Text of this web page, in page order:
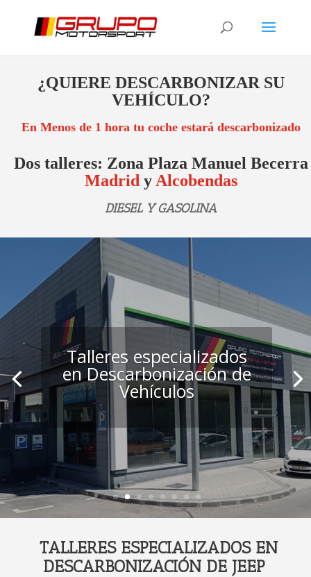
¿QUIERE DESCARBONIZAR SU
VEHÍCULO?
En Menos de 1 hora tu coche estará descarbonizado
Dos talleres: Zona Plaza Manuel Becerra
Madrid y Alcobendas
DIESEL Y GASOLINA
Talleres especializados
en Descarbonización de
Vehículos
TALLERES ESPECIALIZADOS EN
DESCARBONIZACIÓN DE JEEP